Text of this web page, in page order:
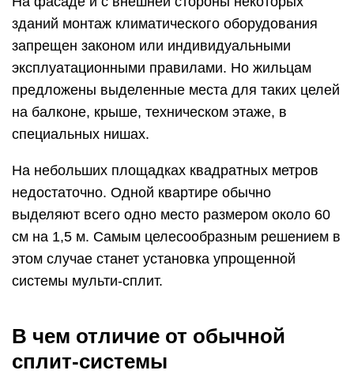
зданий монтаж климатического оборудования
запрещен законом или индивидуальными
эксплуатационными правилами. Но жильцам
предложены выделенные места для таких целей
на балконе, крыше, техническом этаже, в
специальных нишах.
На небольших площадках квадратных метров
недостаточно. Одной квартире обычно
выделяют всего одно место размером около 60
см на 1,5 м. Самым целесообразным решением в
этом случае станет установка упрощенной
системы мульти-сплит.
В чем отличие от обычной
сплит-системы